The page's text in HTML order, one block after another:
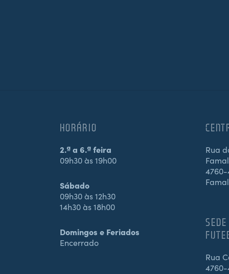
HORÁRIO
2.ª a 6.ª feira
09h30 às 19h00
Sábado
09h30 às 12h30
14h30 às 18h00
Domingos e Feriados
Encerrado
Rua
4760-
Rua
4760-